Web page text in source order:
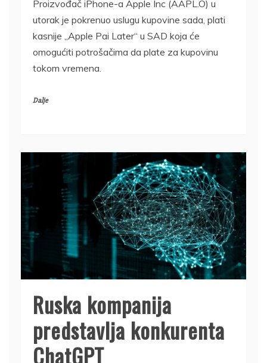
Proizvođač iPhone-a Apple Inc (AAPL.O) u
utorak je pokrenuo uslugu kupovine sada, plati
kasnije „Apple Pai Later“ u SAD koja će
omogućiti potrošačima da plate za kupovinu
tokom vremena.
Dalje
Ruska kompanija
predstavlja konkurenta
ChatGPT